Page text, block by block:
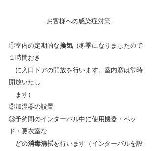
お客様への感染症対策
①室内の定期的な換気 （冬季になりましたので
１時間おき
に入口ドアの開放を行います。室内窓は常時
開放いたし
ます）
②加湿器の設置
③予約間のインターバル中に使用機器・ベッ
ド・更衣室な
どの消毒清拭を行います（インターバルを設